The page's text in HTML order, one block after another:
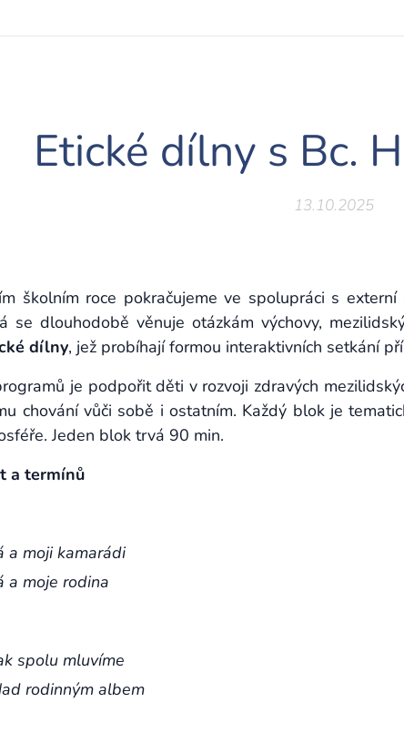
Etické dílny s Bc.
13.10.2025
školním roce pokračujeme ve spolupráci s externí
se dlouhodobě věnuje otázkám výchovy,
dílny, jež probíhají formou interaktivních setkání
je podpořit děti v rozvoji zdravých
chování vůči sobě i ostatním. Každý blok je
Jeden blok trvá 90 min.
a termínů
a moji kamarádi
a moje rodina
spolu mluvíme
rodinným albem